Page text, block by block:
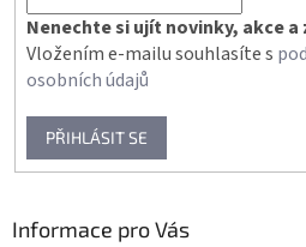
Nenechte si ujít novinky, akce
Vložením e-mailu souhlasíte s
osobních údajů
PŘIHLÁSIT SE
Informace pro Vás